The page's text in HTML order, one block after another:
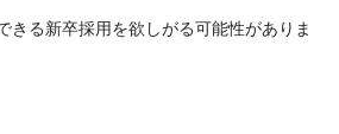
きる新卒採用を欲しがる可能性がありま